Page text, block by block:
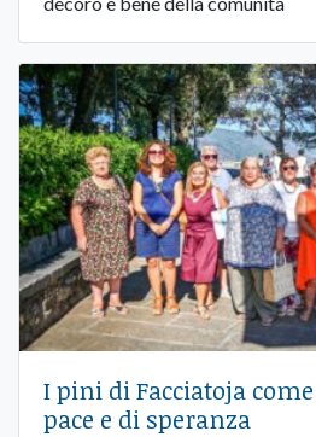
I pini di Facciatoja
pace e di speranza